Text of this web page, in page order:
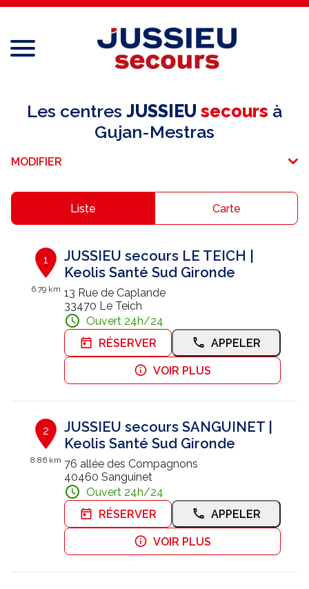
Menu
Réseau national
Services aux professionnels
E-paiement
Une question ?
Nous contacter
Trouver un centre JUSSIEU
Les centres JUSSIEU secours à
Gujan-Mestras
MODIFIER
Liste Carte
1
6.79 km
JUSSIEU secours LE TEICH |
Keolis Santé Sud Gironde
13 Rue de Caplande
33470 Le Teich
Ouvert 24h/24
RÉSERVER
APPELER
VOIR PLUS
2
8.86 km
JUSSIEU secours SANGUINET |
Keolis Santé Sud Gironde
76 allée des Compagnons
40460 Sanguinet
Ouvert 24h/24
RÉSERVER
APPELER
VOIR PLUS